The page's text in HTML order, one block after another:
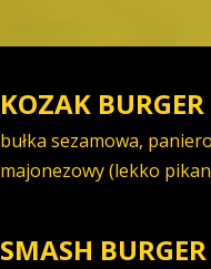
KOZAK BURGER
bułka sezamowa,
majonezowy (lekko
SMASH BURGER